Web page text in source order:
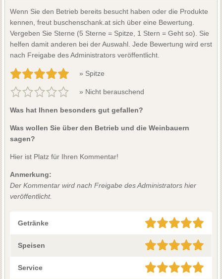
Wenn Sie den Betrieb bereits besucht haben oder die Produkte
kennen, freut buschenschank.at sich über eine Bewertung.
Vergeben Sie Sterne (5 Sterne = Spitze, 1 Stern = Geht so). Sie
helfen damit anderen bei der Auswahl. Jede Bewertung wird erst
nach Freigabe des Administrators veröffentlicht.
» Spitze
» Nicht berauschend
Was hat Ihnen besonders gut gefallen?
Was wollen Sie über den Betrieb und die Weinbauern
sagen?
Hier ist Platz für Ihren Kommentar!
Anmerkung:
Der Kommentar wird nach Freigabe des Administrators hier
veröffentlicht.
Getränke
Speisen
Service